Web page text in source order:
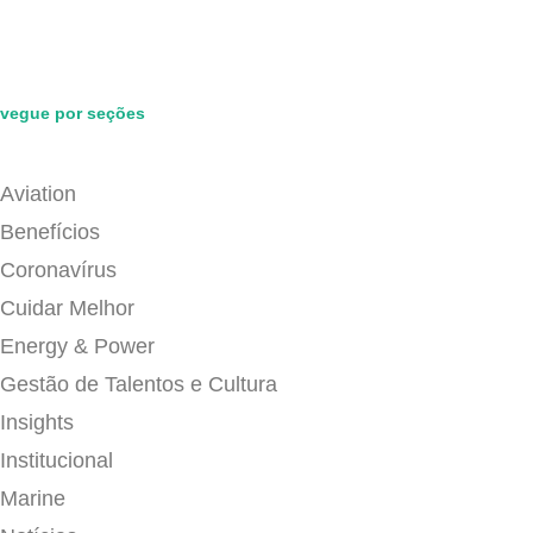
por seções
Aviation
Benefícios
Coronavírus
Cuidar Melhor
Energy & Power
Gestão de Talentos e Cultura
Insights
Institucional
Marine